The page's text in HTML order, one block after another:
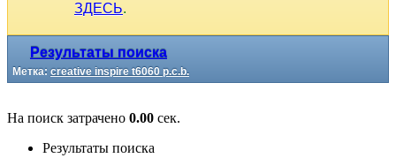
ЗДЕСЬ.
Результаты поиска
Метка: creative inspire t6060 p.c.b.
На поиск затрачено 0.00 сек.
Результаты поиска